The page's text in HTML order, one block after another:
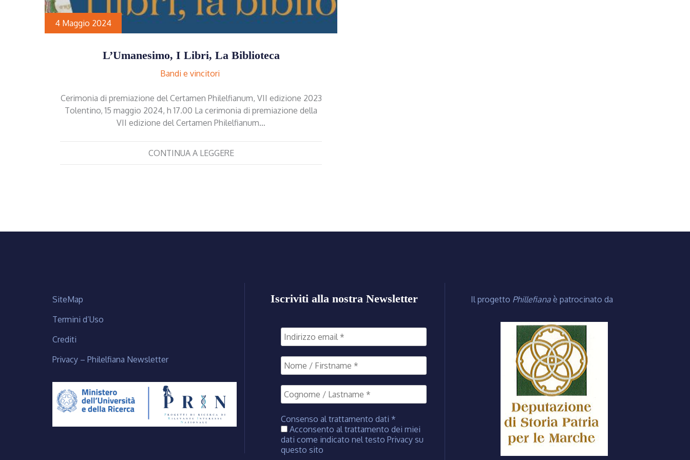
4 Maggio 2024
L’Umanesimo, I Libri, La Biblioteca
Bandi e vincitori
Cerimonia di premiazione del Certamen Philelfianum, VII edizione 2023
Tolentino, 15 maggio 2024, h 17.00 La cerimonia di premiazione della
VII edizione del Certamen Philelfianum…
CONTINUA A LEGGERE
SiteMap
Termini d’Uso
Crediti
Privacy – Philelfiana Newsletter
Iscriviti alla nostra Newsletter
Consenso al trattamento dati *
Acconsento al trattamento dei miei
dati come indicato nel testo Privacy su
questo sito
Il progetto Phillefiana è patrocinato da